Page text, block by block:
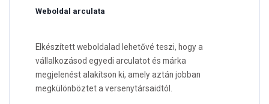
Weboldal arculata
Elkészített weboldalad lehetővé teszi, hogy a
vállalkozásod egyedi arculatot és márka
megjelenést alakítson ki, amely aztán jobban
megkülönböztet a versenytársaidtól.